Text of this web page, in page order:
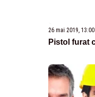
26 mai 2019, 13:00
Pistol furat